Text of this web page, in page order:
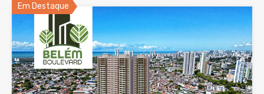
Em Destaque